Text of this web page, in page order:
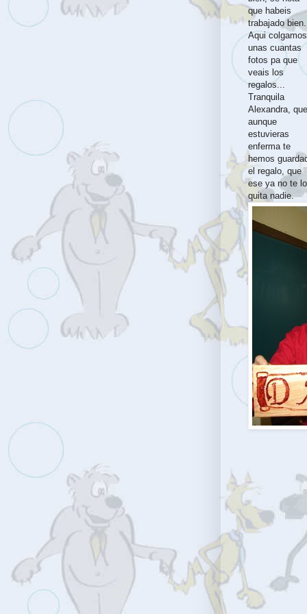
que habeis
trabajado bien.
Aqui colgamos
unas cuantas
fotos pa que
veais los
regalos...
Tranquila
Alexandra, que
aunque
estuvieras
enferma te
hemos
el regalo, que
ese ya no te lo
quita nadie.